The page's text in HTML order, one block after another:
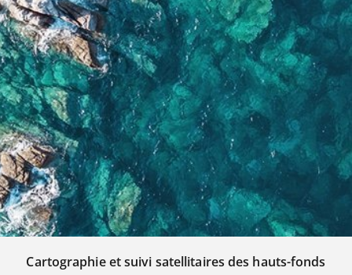
Cartographie et suivi satellitaires des hauts-fonds